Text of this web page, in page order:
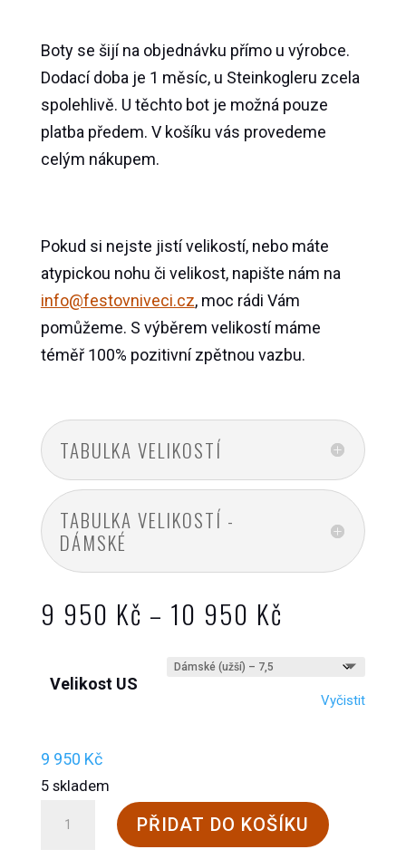
Boty se šijí na objednávku přímo u výrobce.
Dodací doba je 1 měsíc, u Steinkogleru zcela
spolehlivě. U těchto bot je možná pouze
platba předem. V košíku vás provedeme
celým nákupem.
Pokud si nejste jistí velikostí, nebo máte
atypickou nohu či velikost, napište nám na
info@festovniveci.cz, moc rádi Vám
pomůžeme. S výběrem velikostí máme
téměř 100% pozitivní zpětnou vazbu.
TABULKA VELIKOSTÍ
TABULKA VELIKOSTÍ -
DÁMSKÉ
9 950 Kč – 10 950 Kč
950 Kč
Velikost US
Vyčistit
9 950 Kč
5 skladem
Steinkogler
Brunnkogel
PŘIDAT DO KOŠÍKU